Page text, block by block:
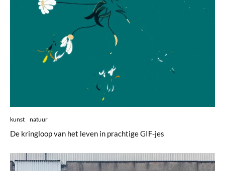
kunst natuur
De kringloop van het leven in prachtige GIF-jes